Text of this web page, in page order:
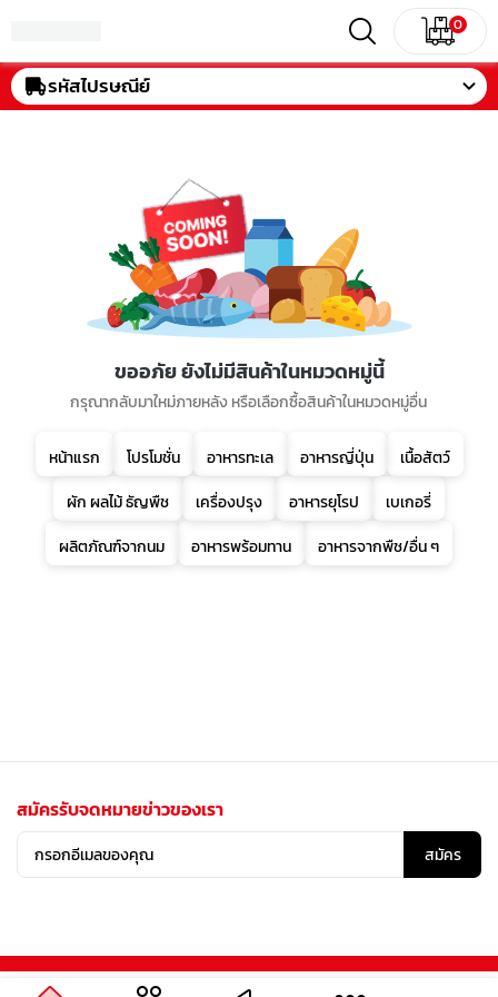
0
รหัสไปรษณีย์
ขออภัย ยังไม่มีสินค้าในหมวดหมู่นี้
กรุณากลับมาใหม่ภายหลัง หรือเลือกซื้อสินค้าในหมวดหมู่อื่น
หน้าแรก โปรโมชั่น อาหารทะเล อาหารญี่ปุ่น
เนื้อสัตว์
ผัก ผลไม้ ธัญพืช
เครื่องปรุง อาหารยุโรป
เบเกอรี่
ผลิตภัณฑ์จากนม
อาหารพร้อมทาน อาหารจากพืช/อื่น ๆ
สมัครรับจดหมายข่าวของเรา
สมัคร